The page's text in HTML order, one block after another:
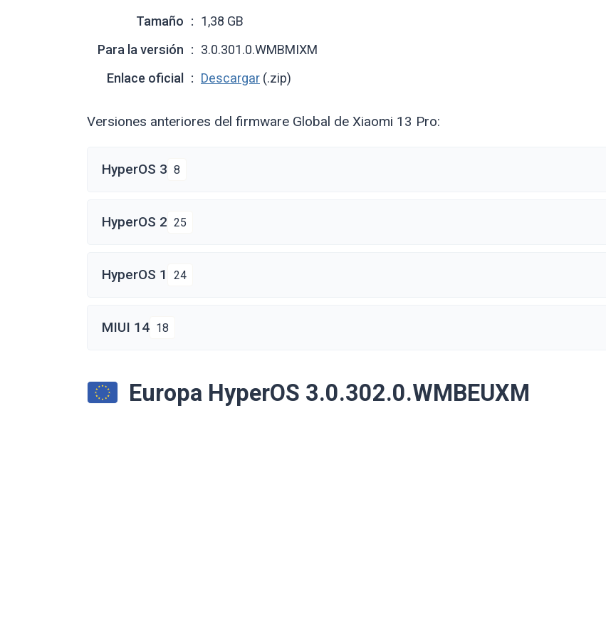
Tamaño
1,38 GB
Para la versión
3.0.301.0.WMBMIXM
Enlace oficial
Descargar (.zip)
Versiones anteriores del firmware Global de Xiaomi 13 Pro:
HyperOS 3 8
HyperOS 2 25
HyperOS 1 24
MIUI 14 18
Europa HyperOS 3.0.302.0.WMBEUXM